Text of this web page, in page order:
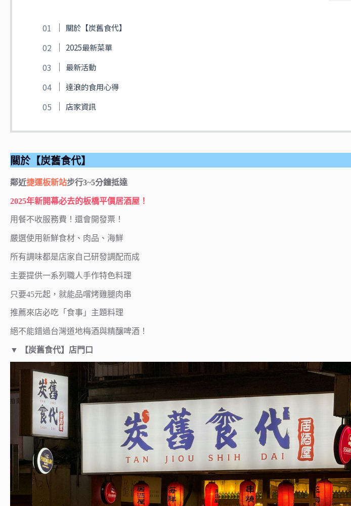
關於【炭舊食代】
2025最新菜單
最新活動
達浪的食用心得
店家資訊
關於【炭舊食代】
鄰近捷運板新站步行3~5分鐘抵達
2025年新開幕必去的板橋平價居酒屋！
用餐不收服務費！還會開發票！
嚴選使用新鮮食材、肉品、海鮮
所有調味都是店家自己研發調配而成
主要提供一系列職人手作特色料理
只要45元起，就能品嚐烤雞腿肉串
推薦來店必吃「食事」主題料理
絕不能錯過台灣道地梅酒與精釀啤酒！
▼ 【炭舊食代】店門口